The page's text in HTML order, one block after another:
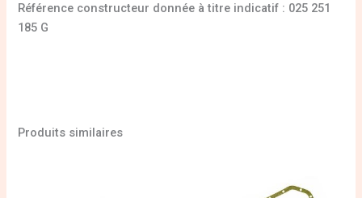
Référence constructeur donnée à titre indicatif : 025 251
185 G
Produits similaires